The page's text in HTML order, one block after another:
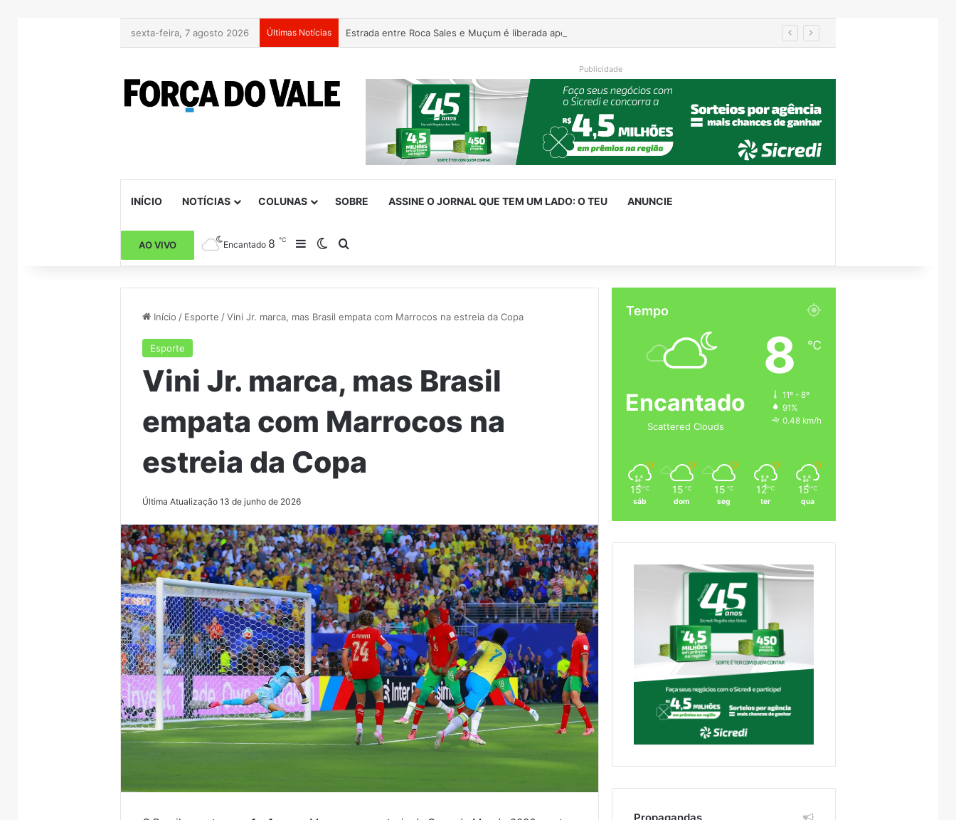
sexta-feira, 7 agosto 2026 Últimas Notícias Estrada entre Roca Sales e Muçum é liberada após serviços de manutenção
Publicidade
INÍCIO NOTÍCIAS COLUNAS SOBRE ASSINE O JORNAL QUE TEM UM LADO: O TEU ANUNCIE
AO VIVO Encantado 8℃ Barra Lateral
Switch skin
Início / Esporte / Vini Jr. marca, mas Brasil empata com Marrocos na estreia da Copa
Esporte
Vini Jr. marca, mas Brasil
empata com Marrocos na
estreia da Copa
Última Atualização 13 de junho de 2026
Tempo
Encantado
Scattered Clouds
8 ℃
11º - 8º
91%
0.48 km/h
15 ℃
sáb
15 ℃
dom
15 ℃
seg
12 ℃
ter
15 ℃
qua